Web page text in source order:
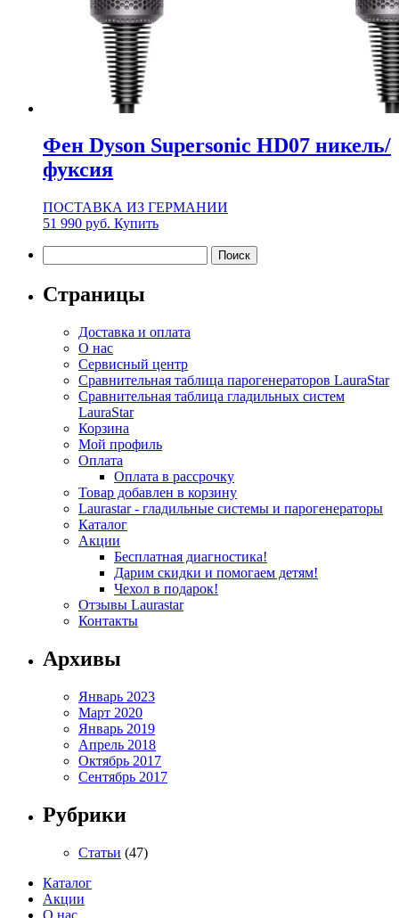
Фен Dyson Supersonic HD07 никель/
фуксия
ПОСТАВКА ИЗ ГЕРМАНИИ
51 990 руб. Купить
Страницы
Доставка и оплата
О нас
Сервисный центр
Сравнительная таблица парогенераторов LauraStar
Сравнительная таблица гладильных систем
LauraStar
Корзина
Мой профиль
Оплата
Оплата в рассрочку
Товар добавлен в корзину
Laurastar - гладильные системы и парогенераторы
Каталог
Акции
Бесплатная диагностика!
Дарим скидки и помогаем детям!
Чехол в подарок!
Отзывы Laurastar
Контакты
Архивы
Январь 2023
Март 2020
Январь 2019
Апрель 2018
Октябрь 2017
Сентябрь 2017
Рубрики
Статьи (47)
Каталог
Акции
О нас